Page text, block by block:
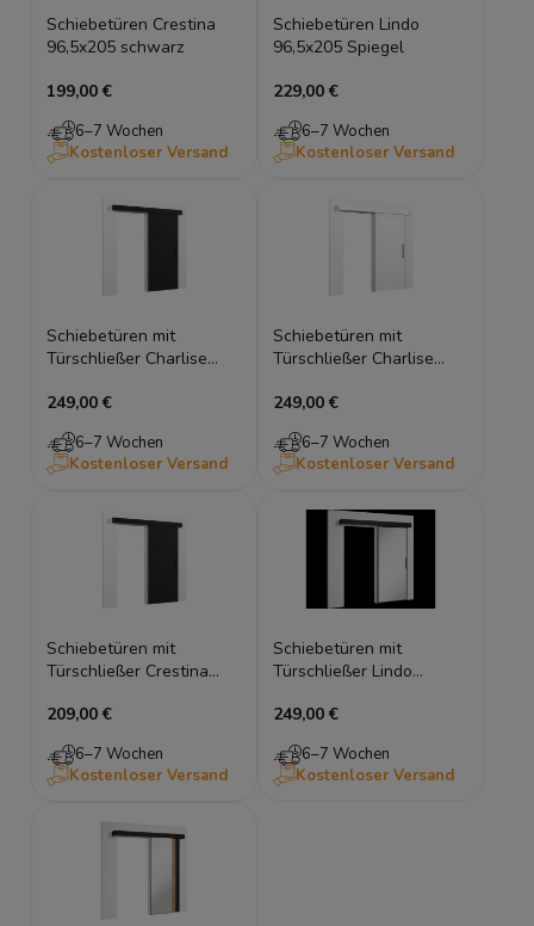
Schiebetüren Crestina
96,5x205 schwarz
199,00 €
6–7 Wochen
Kostenloser Versand
Schiebetüren Lindo
96,5x205 Spiegel
229,00 €
6–7 Wochen
Kostenloser Versand
Schiebetüren mit
Türschließer Charlise
249,00 €
6–7 Wochen
Kostenloser Versand
Schiebetüren mit
Türschließer Charlise
249,00 €
6–7 Wochen
Kostenloser Versand
Schiebetüren mit
Türschließer Crestina
209,00 €
6–7 Wochen
Kostenloser Versand
Schiebetüren mit
Türschließer Lindo
249,00 €
6–7 Wochen
Kostenloser Versand